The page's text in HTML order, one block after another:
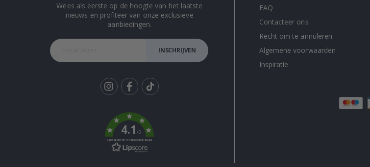
Wees als eerste op de hoogte van het laatste
nieuws en profiteer van onze exclusieve
aanbiedingen.
INSCHRIJVEN
k
4.1/5
GEBASEERD OP 1034 BEOORDELINGEN
FAQ
Contacteer ons
Recht om te annuleren
Algemene voorwaarden
Inspiratie